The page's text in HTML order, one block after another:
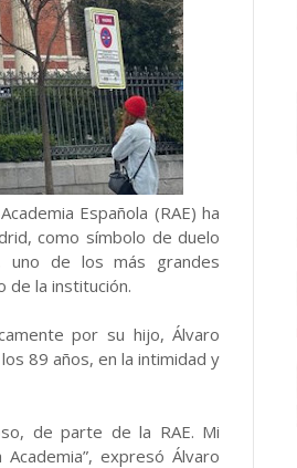
Española (RAE) ha
como símbolo de duelo
uno de los más grandes
de la institución.
por su hijo, Álvaro
89 años, en la intimidad y
de parte de la RAE. Mi
expresó Álvaro